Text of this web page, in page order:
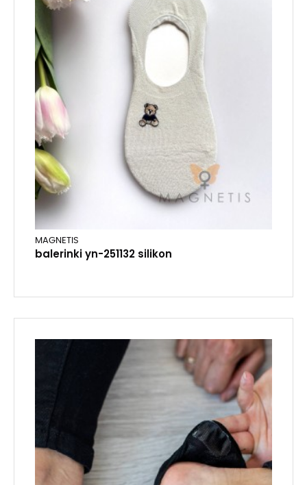
MAGNETIS
balerinki yn-251132 silikon